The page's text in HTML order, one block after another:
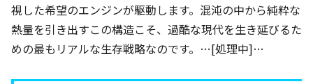
視した希望のエンジンが駆動します。混沌の中から純粋な
熱量を引き出すこの構造こそ、過酷な現代を生き延びるた
めの最もリアルな生存戦略なのです。…[処理中]…